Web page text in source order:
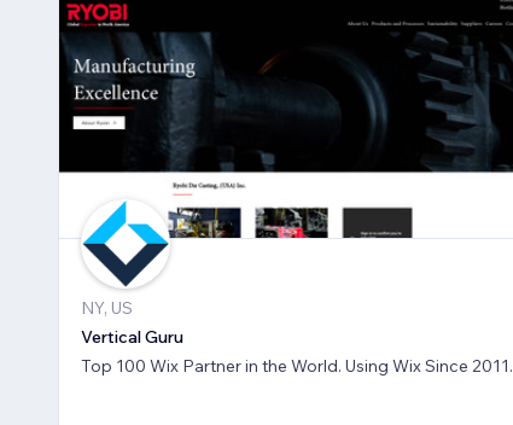
NY, US
Vertical Guru
Top 100 Wix Partner in the World. Using Wix Since 2011.